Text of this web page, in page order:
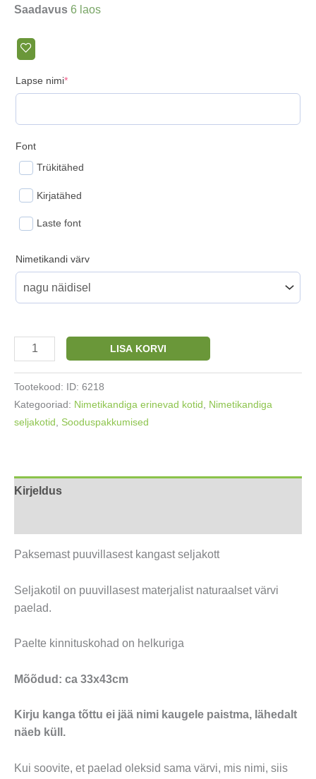
Saadavus 6 laos
Lapse nimi*(required)
Font
Trükitähed
Kirjatähed
Laste font
Nimetikandi värv
Paksemast
puuvillasest
LISA KORVI
Tootekood: ID: 6218
Kategooriad: Nimetikandiga erinevad kotid
Nimetikandiga
seljakotid
Sooduspakkumised
Kirjeldus
Paksemast puuvillasest kangast seljakott
Seljakotil on puuvillasest materjalist naturaalset värvi
paelad.
Paelte kinnituskohad on helkuriga
Mõõdud: ca 33x43cm
Kirju kanga tõttu ei jää nimi kaugele paistma, lähedalt
näeb küll.
Kui soovite, et paelad oleksid sama värvi, mis nimi, siis